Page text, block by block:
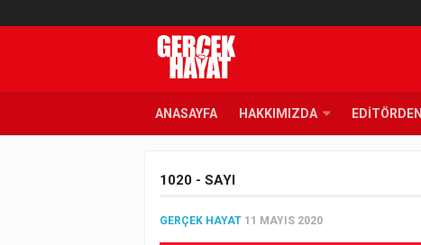
ANASAYFA HAKKIMIZDA EDITÖRDEN
1020 - SAYI
GERÇEK HAYAT 11 MAYIS 2020